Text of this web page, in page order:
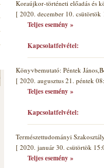
Koraújkor-történeti előadás és
[ 2020. december 10. csütörtök
Teljes esemény »
Kapcsolatfelvétel:
Könyvbemutató: Péntek
[ 2020. augusztus 21. péntek
Teljes esemény »
Kapcsolatfelvétel:
Természettudományi
[ 2020. január 30. csütörtök
Teljes esemény »